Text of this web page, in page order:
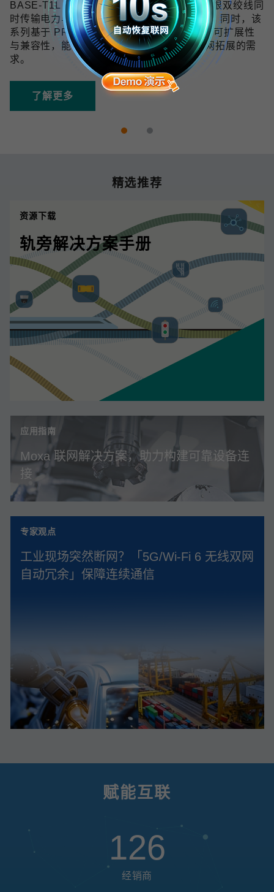
BASE-T1L 技术可在 10 Mbps 带宽下通过单根双绞线同
时传输电力与数据，传输距离最远可达 1 km。同时，该
系列基于 PROFINET 协议开发，具备良好的可扩展性
与兼容性，能够满足未来数字化和工业物联网拓展的需
求。
了解更多
精选推荐
资源下载
轨旁解决方案手册
应用指南
Moxa 联网解决方案，助力构建可靠设备连
接
专家观点
工业现场突然断网？「5G/Wi‑Fi 6 无线双网
自动冗余」保障连续通信
赋能互联
126
经销商